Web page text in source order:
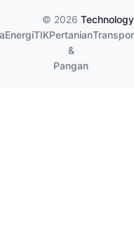
© 2026
EnergiTIKPertanian
&
Pangan